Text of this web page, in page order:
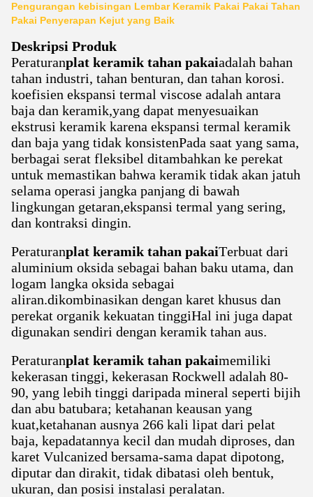
Pengurangan kebisingan Lembar Keramik Pakai Pakai Tahan
Pakai Penyerapan Kejut yang Baik
Deskripsi Produk
Peraturanplat keramik tahan pakaiadalah bahan
tahan industri, tahan benturan, dan tahan korosi.
koefisien ekspansi termal viscose adalah antara
baja dan keramik,yang dapat menyesuaikan
ekstrusi keramik karena ekspansi termal keramik
dan baja yang tidak konsistenPada saat yang sama,
berbagai serat fleksibel ditambahkan ke perekat
untuk memastikan bahwa keramik tidak akan jatuh
selama operasi jangka panjang di bawah
lingkungan getaran,ekspansi termal yang sering,
dan kontraksi dingin.
Peraturanplat keramik tahan pakaiTerbuat dari
aluminium oksida sebagai bahan baku utama, dan
logam langka oksida sebagai
aliran.dikombinasikan dengan karet khusus dan
perekat organik kekuatan tinggiHal ini juga dapat
digunakan sendiri dengan keramik tahan aus.
Peraturanplat keramik tahan pakaimemiliki
kekerasan tinggi, kekerasan Rockwell adalah 80-
90, yang lebih tinggi daripada mineral seperti bijih
dan abu batubara; ketahanan keausan yang
kuat,ketahanan ausnya 266 kali lipat dari pelat
baja, kepadatannya kecil dan mudah diproses, dan
karet Vulcanized bersama-sama dapat dipotong,
diputar dan dirakit, tidak dibatasi oleh bentuk,
ukuran, dan posisi instalasi peralatan.